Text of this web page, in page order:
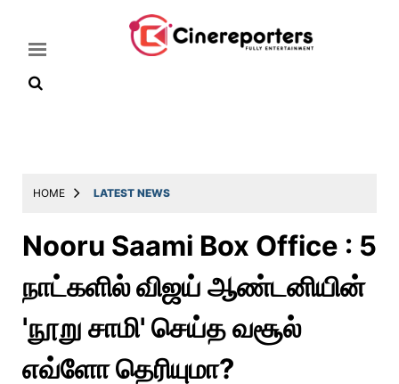
Latest
Throwback
Television
Photos
Story
HOME LATEST NEWS
Nooru Saami Box Office : 5
நாட்களில் விஜய் ஆண்டனியின்
'நூறு சாமி' செய்த வசூல்
எவ்ளோ தெரியுமா?